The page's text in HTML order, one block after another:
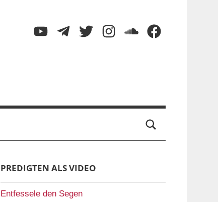
YouTubeTelegramTwitterInstagramSoundCloud
Facebook
PREDIGTEN ALS VIDEO
Entfessele den Segen